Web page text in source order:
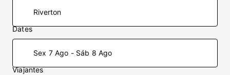
Dates
Sex 7 Ago - Sáb 8 Ago
Viajantes